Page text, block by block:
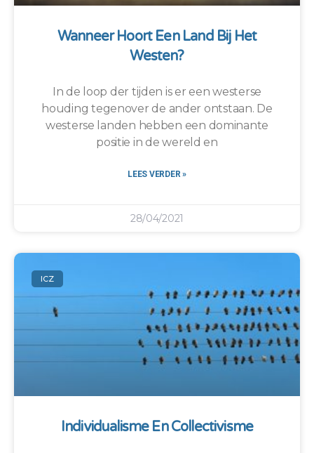
Wanneer Hoort Een Land Bij Het
Westen?
In de loop der tijden is er een westerse
houding tegenover de ander ontstaan. De
westerse landen hebben een dominante
positie in de wereld en
LEES VERDER »
28/04/2021
ICZ
Individualisme En Collectivisme